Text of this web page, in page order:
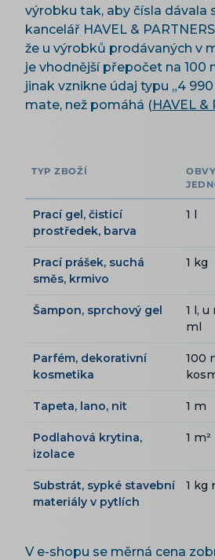
výrobku tak, aby čísla dávala
kancelář HAVEL &
že u výrobků prodávaných v
je vhodnější přepočet na 100
jinak vznikne údaj typu „4
mate, než pomáhá (HAVEL &
TYP ZBOŽÍ
Prací gel, čisticí
prostředek, barva
1 l
Prací prášek, suchá
směs, krmivo
1 kg
Šampon, sprchový gel
1 l,
ml
Parfém, dekorativní
kosmetika
100
Tapeta, lano, nit 1 m
Podlahová krytina,
izolace
1 m²
Substrát, sypké stavební
materiály v pytlích
1 kg
V e-shopu se měrná cena